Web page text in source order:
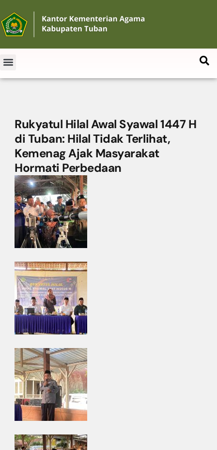
Rukyatul Hilal Awal Syawal 1447 H
di Tuban: Hilal Tidak Terlihat,
Kemenag Ajak Masyarakat
Hormati Perbedaan